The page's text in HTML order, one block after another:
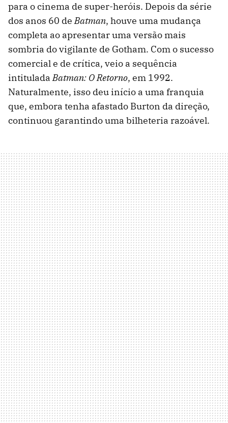
para o cinema de super-heróis. Depois da série
dos anos 60 deBatman, houve uma mudança
completa ao apresentar uma versão mais
sombria do vigilante de Gotham. Com o sucesso
comercial e de crítica, veio a sequência
intituladaBatman: O Retorno, em 1992.
Naturalmente, isso deu início a uma franquia
que, embora tenha afastado Burton da direção,
continuou garantindo uma bilheteria razoável.